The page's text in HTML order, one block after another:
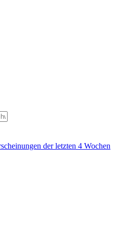
der letzten 4 Wochen